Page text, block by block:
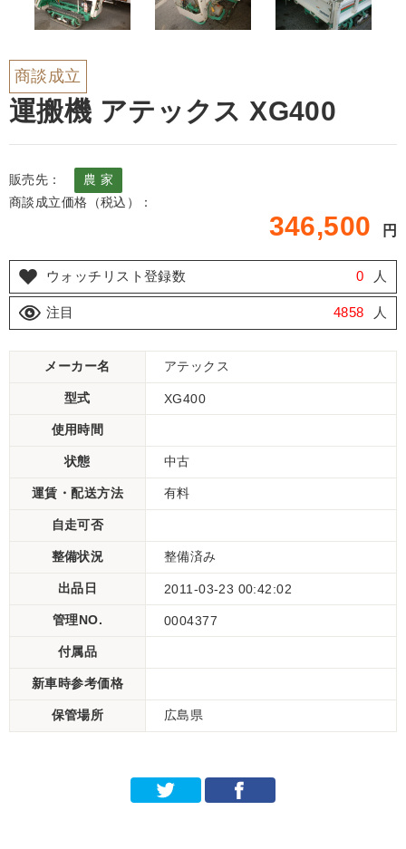
商談成立
運搬機 アテックス XG400
販売先：
農 家
商談成立価格（税込）：
346,500 円
ウォッチリスト登録数 0 人
注目 4858 人
メーカー名 アテックス
型式 XG400
使用時間
状態 中古
運賃・配送方法 有料
自走可否
整備状況 整備済み
出品日 2011-03-23 00:42:02
管理NO. 0004377
付属品
新車時参考価格
保管場所 広島県